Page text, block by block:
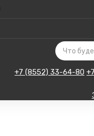
+7 (8552) 33-64-80